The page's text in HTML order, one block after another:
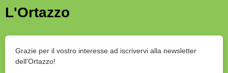
L'Ortazzo
Grazie per il vostro interesse ad iscrivervi alla newsletter
dell'Ortazzo!